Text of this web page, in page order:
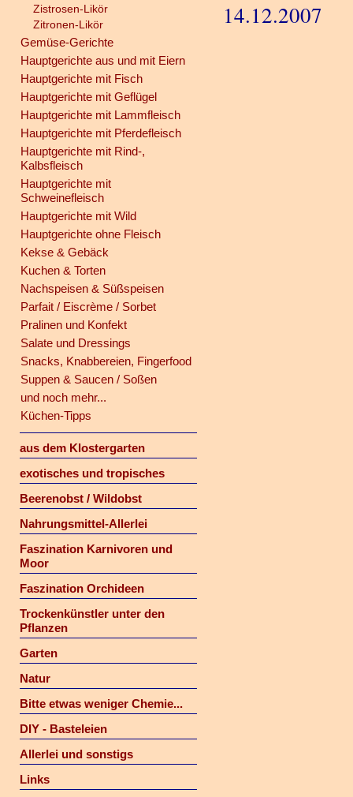
Zistrosen-Likör
Zitronen-Likör
Gemüse-Gerichte
Hauptgerichte aus und mit Eiern
Hauptgerichte mit Fisch
Hauptgerichte mit Geflügel
Hauptgerichte mit Lammfleisch
Hauptgerichte mit Pferdefleisch
Hauptgerichte mit Rind-,
Kalbsfleisch
Hauptgerichte mit
Schweinefleisch
Hauptgerichte mit Wild
Hauptgerichte ohne Fleisch
Kekse & Gebäck
Kuchen & Torten
Nachspeisen & Süßspeisen
Parfait / Eiscrème / Sorbet
Pralinen und Konfekt
Salate und Dressings
Snacks, Knabbereien, Fingerfood
Suppen & Saucen / Soßen
und noch mehr...
Küchen-Tipps
aus dem Klostergarten
exotisches und tropisches
Beerenobst / Wildobst
Nahrungsmittel-Allerlei
Faszination Karnivoren und
Moor
Faszination Orchideen
Trockenkünstler unter den
Pflanzen
Garten
Natur
Bitte etwas weniger Chemie...
DIY - Basteleien
Allerlei und sonstigs
Links
14.12.2007